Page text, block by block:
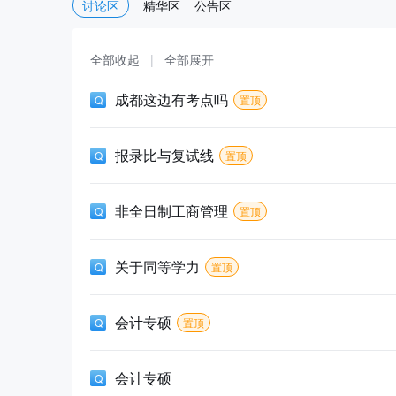
讨论区 精华区 公告区
全部收起 | 全部展开
成都这边有考点吗 置顶
报录比与复试线 置顶
非全日制工商管理 置顶
关于同等学力 置顶
会计专硕 置顶
会计专硕